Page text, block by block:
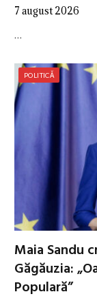
7 august 2026
…
POLITICĂ
Maia Sandu
Găgăuzia:
Populară”